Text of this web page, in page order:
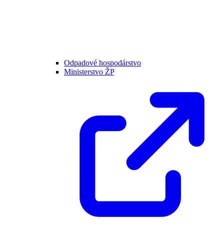
Odpadové hospodárstvo
Ministerstvo ŽP